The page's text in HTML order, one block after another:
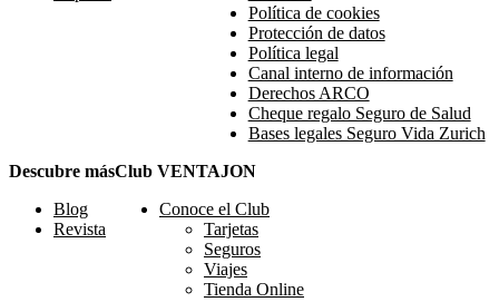
Política de cookies
Protección de datos
Política legal
Canal interno de información
Derechos ARCO
Cheque regalo Seguro de Salud
Bases legales Seguro Vida Zurich
Descubre más
Blog
Revista
Club VENTAJON
Conoce el Club
Tarjetas
Seguros
Viajes
Tienda Online